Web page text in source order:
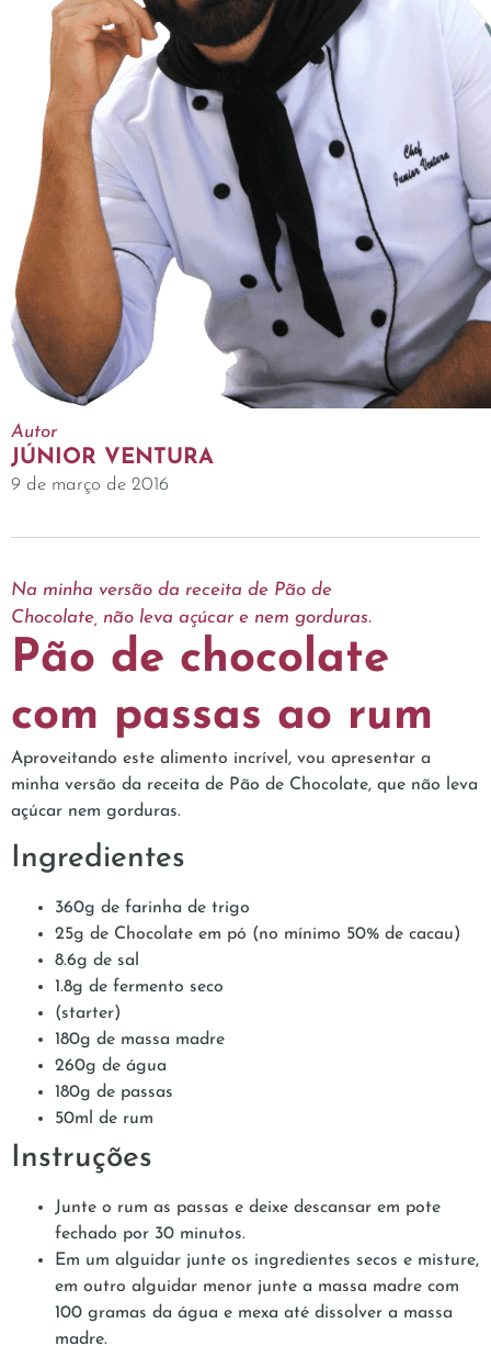
Autor
JÚNIOR VENTURA
9 de março de 2016
Na minha versão da receita de Pão de
Chocolate, não leva açúcar e nem gorduras.
Pão de chocolate
com passas ao rum
Aproveitando este alimento incrível, vou apresentar a
minha versão da receita de Pão de Chocolate, que não leva
açúcar nem gorduras.
Ingredientes
360g de farinha de trigo
25g de Chocolate em pó (no mínimo 50% de cacau)
8.6g de sal
1.8g de fermento seco
(starter)
180g de massa madre
260g de água
180g de passas
50ml de rum
Instruções
Junte o rum as passas e deixe descansar em pote
fechado por 30 minutos.
Em um alguidar junte os ingredientes secos e misture,
em outro alguidar menor junte a massa madre com
100 gramas da água e mexa até dissolver a massa
madre.